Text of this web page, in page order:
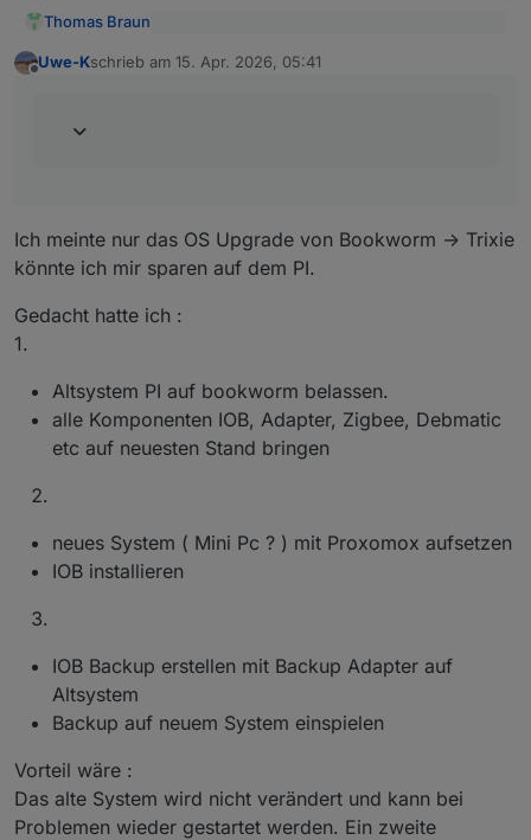
Thomas Braun
Uwe-Kschrieb am 15. Apr. 2026, 05:41
zuletzt editiert von
Ich meinte nur das OS Upgrade von Bookworm -> Trixie
könnte ich mir sparen auf dem PI.
Gedacht hatte ich :
1.
Altsystem PI auf bookworm belassen.
alle Komponenten IOB, Adapter, Zigbee, Debmatic
etc auf neuesten Stand bringen
neues System ( Mini Pc ? ) mit Proxomox aufsetzen
IOB installieren
IOB Backup erstellen mit Backup Adapter auf
Altsystem
Backup auf neuem System einspielen
Vorteil wäre :
Das alte System wird nicht verändert und kann bei
Problemen wieder gestartet werden. Ein zweite